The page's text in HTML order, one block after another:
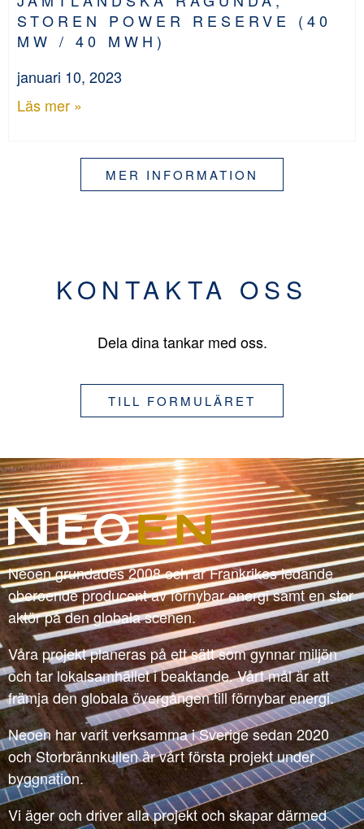
STOREN POWER RESERVE (40
MW / 40 MWH)
januari 10, 2023
Läs mer »
MER INFORMATION
KONTAKTA OSS
Dela dina tankar med oss.
TILL FORMULÄRET
Neoen grundades 2008 och är Frankrikes ledande
oberoende producent av förnybar energi samt en stor
aktör på den globala scenen.
Våra projekt planeras på ett sätt som gynnar miljön
och tar lokalsamhället i beaktande. Vårt mål är att
främja den globala övergången till förnybar energi.
Neoen har varit verksamma i Sverige sedan 2020
och Storbrännkullen är vårt första projekt under
byggnation.
Vi äger och driver alla projekt och skapar därmed